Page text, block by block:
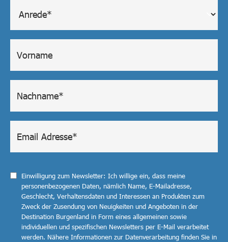
Einwilligung zum Newsletter: Ich willige ein, dass meine
personenbezogenen Daten, nämlich Name, E-Mailadresse,
Geschlecht, Verhaltensdaten und Interessen an Produkten zum
Zweck der Zusendung von Neuigkeiten und Angeboten in der
Destination Burgenland in Form eines allgemeinen sowie
individuellen und spezifischen Newsletters per E-Mail verarbeitet
werden. Nähere Informationen zur Datenverarbeitung finden Sie in